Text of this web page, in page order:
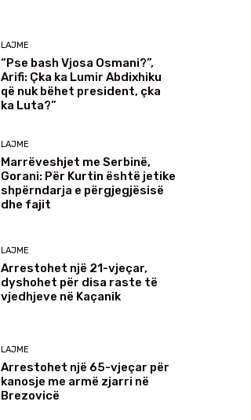
LAJME
“Pse bash Vjosa Osmani?”,
Arifi: Çka ka Lumir Abdixhiku
që nuk bëhet president, çka
ka Luta?”
LAJME
Marrëveshjet me Serbinë,
Gorani: Për Kurtin është jetike
shpërndarja e përgjegjësisë
dhe fajit
LAJME
Arrestohet një 21-vjeçar,
dyshohet për disa raste të
vjedhjeve në Kaçanik
LAJME
Arrestohet një 65-vjeçar për
kanosje me armë zjarri në
Brezovicë